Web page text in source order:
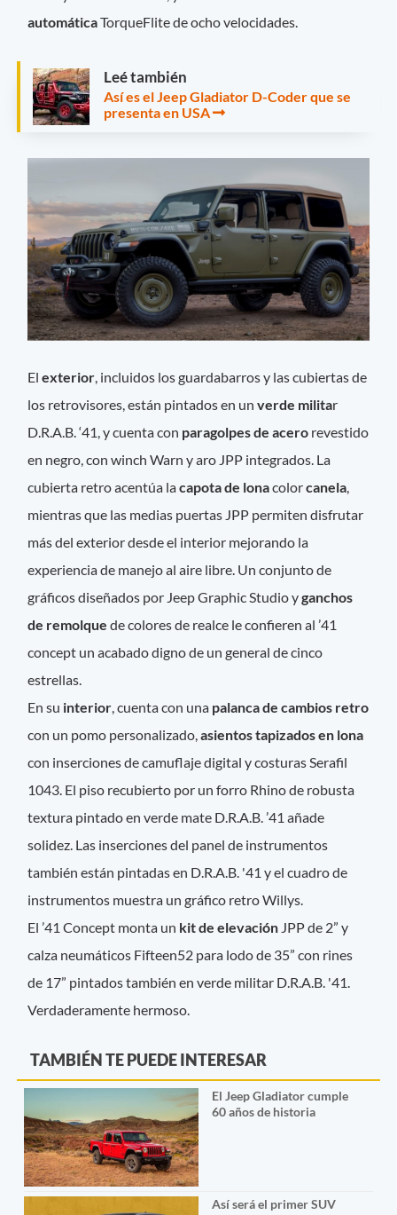
automáticaTorqueFlite de ocho velocidades.
Leé también
Así es el Jeep Gladiator D-Coder que se
presenta en USA
Elexterior , incluidos los guardabarros y las cubiertas de
los retrovisores, están pintados en un verde militar
D.R.A.B. ‘41, y cuenta con paragolpes de acero revestido
en negro, con winch Warn y aro JPP integrados. La
cubierta retro acentúa lacapota de lonacolorcanela
mientras que las medias puertas JPP permiten disfrutar
más del exterior desde el interior mejorando la
experiencia de manejo al aire libre. Un conjunto de
gráficos diseñados por Jeep Graphic Studio yganchos
de remolquede colores de realce le confieren al ’41
concept un acabado digno de un general de cinco
estrellas.
En su interior , cuenta con una palanca de cambios retro
con un pomo personalizado,asientos tapizados en lona
con inserciones de camuflaje digital y costuras Serafil
1043. El piso recubierto por un forro Rhino de robusta
textura pintado en verde mate D.R.A.B. ’41 añade
solidez. Las inserciones del panel de instrumentos
también están pintadas en D.R.A.B. '41 y el cuadro de
instrumentos muestra un gráfico retro Willys.
El ’41 Concept monta un kit de elevación JPP de 2” y
calza neumáticos Fifteen52 para lodo de 35” con rines
de 17” pintados también en verde militar D.R.A.B. '41.
Verdaderamente hermoso.
TAMBIÉN TE PUEDE INTERESAR
El Jeep Gladiator cumple
60 años de historia
Así será el primer SUV